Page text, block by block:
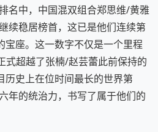
名中，中国混双组合郑思维/黄雅
续稳居榜首，这已是他们连续第
宝座。这一数字不仅是一个里程
式超越了张楠/赵芸蕾此前保持的
历史上在位时间最长的世界第
年的统治力，书写了属于他们的